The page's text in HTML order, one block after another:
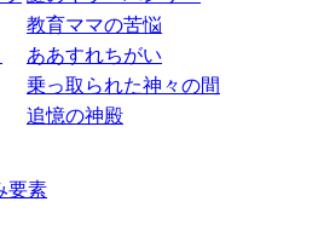
教育ママの苦悩
ああすれちがい
乗っ取られた神々の間
追憶の神殿
要素